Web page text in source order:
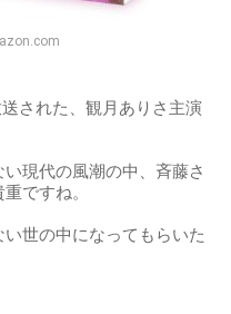
された、観月ありさ主演
現代の風潮の中、斉藤さ
ですね。
世の中になってもらいた